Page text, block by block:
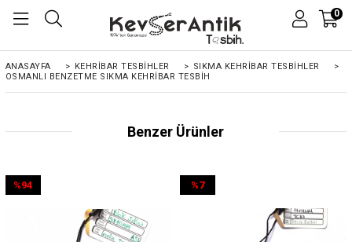
0
ANASAYFA > KEHRIBAR TESBIHLER > SIKMA KEHRİBAR TESBİHLER
>
OSMANLI BENZETME SIKMA KEHRIBAR TESBIH
Benzer Ürünler
%94
%7